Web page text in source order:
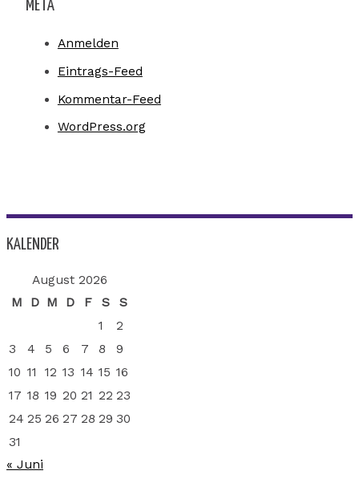
META
Anmelden
Eintrags-Feed
Kommentar-Feed
WordPress.org
KALENDER
August 2026
M
D M D F S
S
1
2
3
4 5 6 7 8
9
10 11 12 13 14 15 16
17 18 19 20 21 22 23
24 25 26 27 28 29 30
31
« Juni